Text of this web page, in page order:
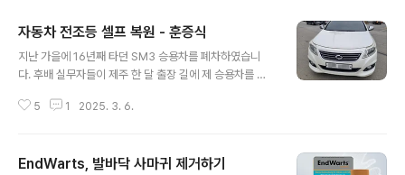
자동차 전조등 셀프 복원 - 훈증식
지난 가을에 16년째 타던 SM3 승용차를 폐차하였습니
다. 후배 실무자들이 제주 한 달 출장 길에 제 승용차를 가
가액보다 수리비가 두 배 넘게 나오는 바람에 폐차를 결정
용차를 사용해야 할 때가 가까워져서 당근 마켓에서 중고
5 1 2025. 3. 6.
EndWarts, 발바닥 사마귀 제거하기